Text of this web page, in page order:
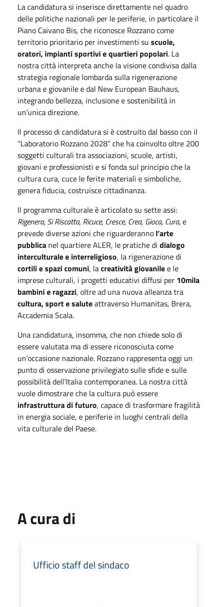
La candidatura si inserisce direttamente nel quadro
delle politiche nazionali per le periferie, in particolare il
Piano Caivano Bis, che riconosce Rozzano come
territorio prioritario per investimenti su scuole,
oratori, impianti sportivi e quartieri popolari. La
nostra città interpreta anche la visione condivisa dalla
strategia regionale lombarda sulla rigenerazione
urbana e giovanile e dal New European Bauhaus,
integrando bellezza, inclusione e sostenibilità in
un’unica direzione.
Il processo di candidatura si è costruito dal basso con il
“Laboratorio Rozzano 2028” che ha coinvolto oltre 200
soggetti culturali tra associazioni, scuole, artisti,
giovani e professionisti e si fonda sul principio che la
cultura cura, cuce le ferite materiali e simboliche,
genera fiducia, costruisce cittadinanza.
Il programma culturale è articolato su sette assi:
Rigenera, Si Riscatta, Ricuce, Cresce, Crea, Gioca, Cura,e
prevede diverse azioni che riguarderanno l’arte
pubblica nel quartiere ALER, le pratiche di dialogo
interculturale e interreligioso, la rigenerazione di
cortili e spazi comuni, lacreatività giovanilee le
imprese culturali, i progetti educativi diffusi per 10mila
bambini e ragazzi, oltre ad una nuova alleanza tra
cultura, sport e saluteattraverso Humanitas, Brera,
Accademia Scala.
Una candidatura, insomma, che non chiede solo di
essere valutata ma di essere riconosciuta come
un’occasione nazionale. Rozzano rappresenta oggi un
punto di osservazione privilegiato sulle sfide e sulle
possibilità dell’Italia contemporanea. La nostra città
vuole dimostrare che la cultura può essere
infrastruttura di futuro, capace di trasformare fragilità
in energia sociale, e periferie in luoghi centrali della
vita culturale del Paese.
A cura di
Ufficio staff del sindaco